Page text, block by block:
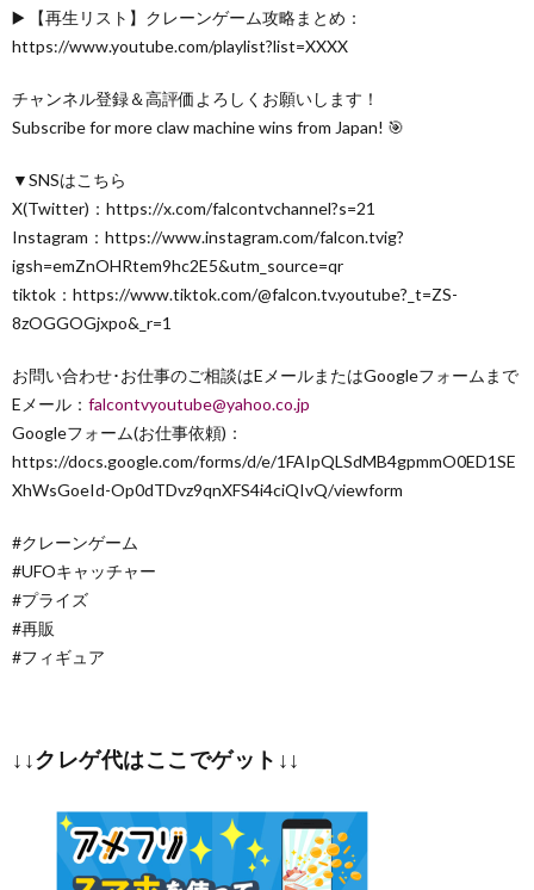
▶️ 【再生リスト】クレーンゲーム攻略まとめ：
https://www.youtube.com/playlist?list=XXXX
チャンネル登録＆高評価よろしくお願いします！
Subscribe for more claw machine wins from Japan! 🎯
▼SNSはこちら
X(Twitter)：https://x.com/falcontvchannel?s=21
Instagram：https://www.instagram.com/falcon.tvig?
igsh=emZnOHRtem9hc2E5&utm_source=qr
tiktok：https://www.tiktok.com/@falcon.tv.youtube?_t=ZS-
8zOGGOGjxpo&_r=1
お問い合わせ･お仕事のご相談はEメールまたはGoogleフォームまで
Eメール： falcontvyoutube@yahoo.co.jp
Googleフォーム(お仕事依頼)：
https://docs.google.com/forms/d/e/1FAIpQLSdMB4gpmmO0ED1SE
XhWsGoeId-Op0dTDvz9qnXFS4i4ciQIvQ/viewform
#クレーンゲーム
#UFOキャッチャー
#プライズ
#再販
#フィギュア
↓↓クレゲ代はここでゲット↓↓